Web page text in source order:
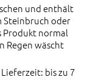
und enthält
Steinbruch oder
Produkt normal
Regen wäscht
bis zu 7